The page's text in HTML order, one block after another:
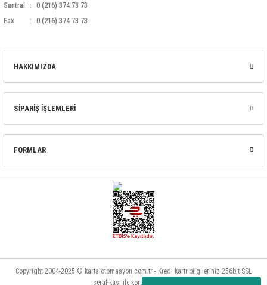
Santral
0 (216) 374 73 73
Fax
0 (216) 374 73 73
HAKKIMIZDA
SİPARİŞ İŞLEMLERİ
FORMLAR
Copyright 2004-2025 © kartalotomasyon.com.tr - Kredi kartı bilgileriniz 256bit SSL
sertifikası ile korunmaktadır.